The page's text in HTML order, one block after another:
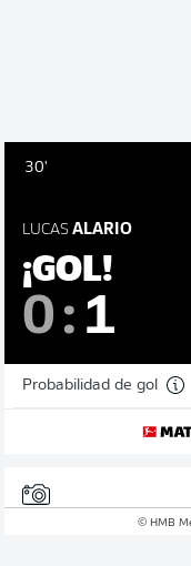
30'
LUCAS ALARIO
¡GOL!
0: 1
Probabilidad de gol
© HMB